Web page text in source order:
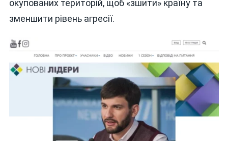
окупованих територій, щоб «зшити» країну та
зменшити рівень агресії.